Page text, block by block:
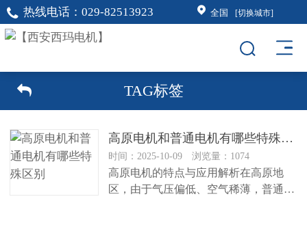
热线电话： 029-82513923 全国 [切换城市]
TAG标签
高原电机和普通电机有哪些特殊区别
时间：2025-10-09 浏览量：1074
高原电机的特点与应用解析在高原地
区，由于气压偏低、空气稀薄，普通电